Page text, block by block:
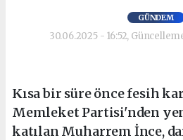
GÜNDEM
30.06.2025 - 16:52,
Kısa bir süre önce fesih
Memleket Partisi'nden
katılan Muharrem İnce,